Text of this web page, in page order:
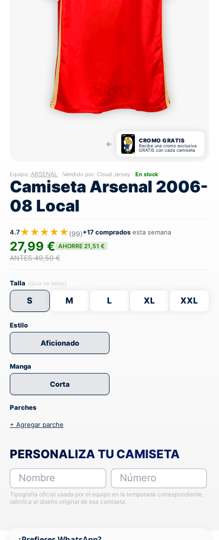
CROMO GRATIS
Recibe una cromo exclusiva
GRATIS con cada camiseta
Equipo: ARSENAL Vendido por: Cloud Jersey En stock
Camiseta Arsenal 2006-
08 Local
4.7★★★★★(99)+17 comprados esta semana
27,99 € AHORRE 21,51 €
ANTES 49,50 €
Talla (Guía de tallas)
S M L XL XXL
Estilo
Aficionado
Manga
Corta
Parches
+ Agregar parche
PERSONALIZA TU CAMISETA
Nombre Número
Tipografía oficial usada por el equipo en la temporada correspondiente,
idéntica al diseño original de esa camiseta.